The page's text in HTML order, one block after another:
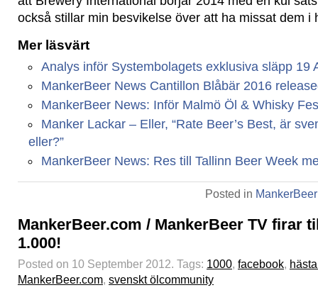
också stillar min besvikelse över att ha missat dem i
Mer läsvärt
Analys inför Systembolagets exklusiva släpp 19
MankerBeer News Cantillon Blåbär 2016
MankerBeer News: Inför Malmö Öl & Whisky
Manker Lackar – Eller, “Rate Beer’s Best, är
eller?”
MankerBeer News: Res till Tallinn Beer Week
Posted in
MankerBeer.com / MankerBeer TV firar
1.000!
Posted on 10 September 2012. Tags: 1000, facebook,
MankerBeer.com, svenskt ölcommunity